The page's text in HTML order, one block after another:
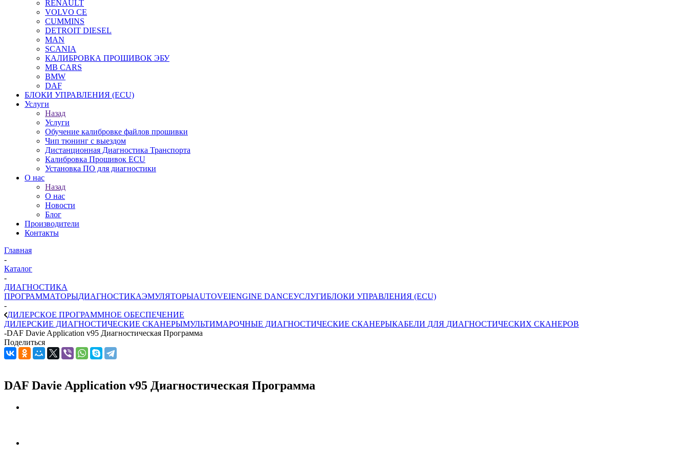
RENAULT
VOLVO CE
CUMMINS
DETROIT DIESEL
MAN
SCANIA
КАЛИБРОВКА ПРОШИВОК ЭБУ
MB CARS
BMW
DAF
БЛОКИ УПРАВЛЕНИЯ (ECU)
Услуги
Назад
Услуги
Обучение калибровке файлов прошивки
Чип тюнинг с выездом
Дистанционная Диагностика Транспорта
Калибровка Прошивок ECU
Установка ПО для диагностики
О нас
Назад
О нас
Новости
Блог
Производители
Контакты
Главная
-
Каталог
-
ДИАГНОСТИКА
ПРОГРАММАТОРЫДИАГНОСТИКАЭМУЛЯТОРЫAUTOVEIENGINE DANCEУСЛУГИБЛОКИ УПРАВЛЕНИЯ (ECU)
-
ДИЛЕРСКОЕ ПРОГРАММНОЕ ОБЕСПЕЧЕНИЕ
ДИЛЕРСКИЕ ДИАГНОСТИЧЕСКИЕ СКАНЕРЫМУЛЬТИМАРОЧНЫЕ ДИАГНОСТИЧЕСКИЕ СКАНЕРЫКАБЕЛИ ДЛЯ ДИАГНОСТИЧЕСКИХ СКАНЕРОВ
-DAF Davie Application v95 Диагностическая Программа
Поделиться
DAF Davie Application v95 Диагностическая Программа